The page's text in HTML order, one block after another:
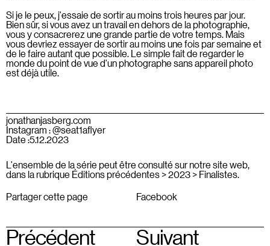
Si je le peux, j'essaie de sortir au moins trois heures par jour.
Bien sûr, si vous avez un travail en dehors de la photographie,
vous y consacrerez une grande partie de votre temps. Mais
vous devriez essayer de sortir au moins une fois par semaine et
de le faire autant que possible. Le simple fait de regarder le
monde du point de vue d'un photographe sans appareil photo
est déjà utile.
jonathanjasberg.com
Instagram : @seat1aflyer
Date :5.12.2023
L'ensemble de la série peut être consulté sur notre site web,
dans la rubrique Éditions précédentes > 2023 > Finalistes.
Partager cette page
Facebook
Précédent Suivant